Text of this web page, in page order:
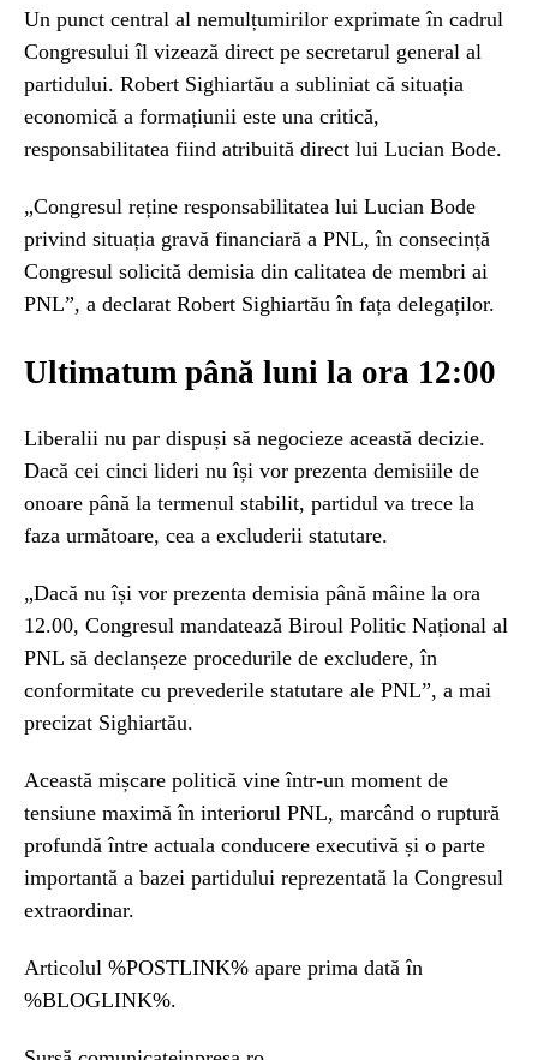
Un punct central al nemulțumirilor exprimate în cadrul
Congresului îl vizează direct pe secretarul general al
partidului. Robert Sighiartău a subliniat că situația
economică a formațiunii este una critică,
responsabilitatea fiind atribuită direct lui Lucian Bode.
„Congresul reține responsabilitatea lui Lucian Bode
privind situația gravă financiară a PNL, în consecință
Congresul solicită demisia din calitatea de membri ai
PNL”, a declarat Robert Sighiartău în fața delegaților.
Ultimatum până luni la ora 12:00
Liberalii nu par dispuși să negocieze această decizie.
Dacă cei cinci lideri nu își vor prezenta demisiile de
onoare până la termenul stabilit, partidul va trece la
faza următoare, cea a excluderii statutare.
„Dacă nu își vor prezenta demisia până mâine la ora
12.00, Congresul mandatează Biroul Politic Național al
PNL să declanșeze procedurile de excludere, în
conformitate cu prevederile statutare ale PNL”, a mai
precizat Sighiartău.
Această mișcare politică vine într-un moment de
tensiune maximă în interiorul PNL, marcând o ruptură
profundă între actuala conducere executivă și o parte
importantă a bazei partidului reprezentată la Congresul
extraordinar.
Articolul %POSTLINK% apare prima dată în
%BLOGLINK%.